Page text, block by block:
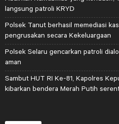
langsung patroli KRYD
Polsek Tanut berhasil memediasi
pengrusakan secara Kekeluargaan
Polsek Selaru gencarkan patroli
aman
Sambut HUT RI Ke-81, Kapolres
kibarkan bendera Merah Putih